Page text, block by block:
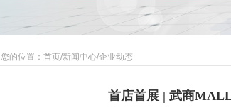
您的位置： 首页/新闻中心/企业动态
首店首展 | 武商